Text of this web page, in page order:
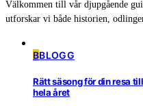
Välkommen till vår djupgående
utforskar vi både historien,
BBLOGG
Rätt säsong för din resa
hela året